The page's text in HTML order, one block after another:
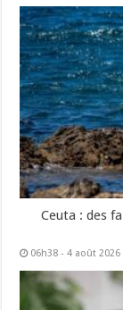
Ceuta : des
06h38 - 4 août 2026